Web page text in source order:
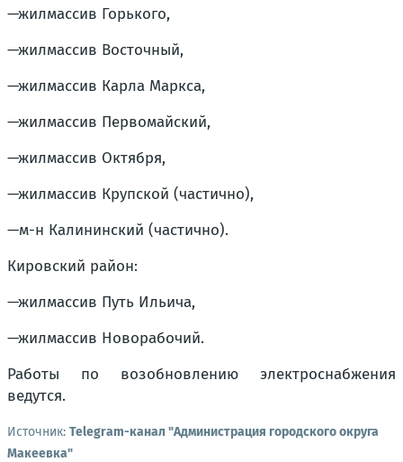
—жилмассив Горького,
—жилмассив Восточный,
—жилмассив Карла Маркса,
—жилмассив Первомайский,
—жилмассив Октября,
—жилмассив Крупской (частично),
—м-н Калининский (частично).
Кировский район:
—жилмассив Путь Ильича,
—жилмассив Новорабочий.
Работы по возобновлению электроснабжения
ведутся.
Источник: Telegram-канал "Администрация городского округа
Макеевка"